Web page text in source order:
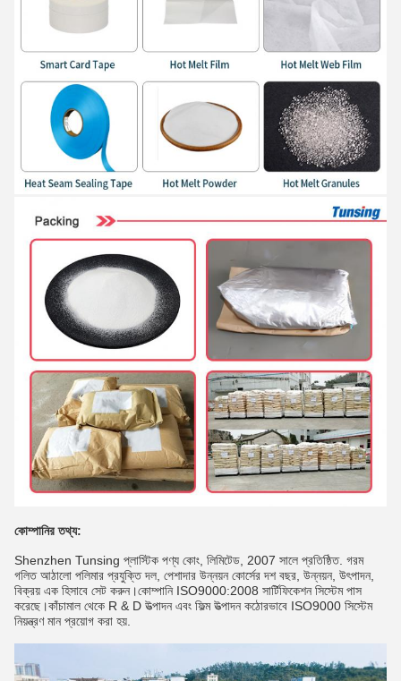
কোম্পানির তথ্য:
Shenzhen Tunsing প্লাস্টিক পণ্য কোং, লিমিটেড, 2007 সালে প্রতিষ্ঠিত. গরম
গলিত আঠালো পলিমার প্রযুক্তি দল, পেশাদার উন্নয়ন কোর্সের দশ বছর, উন্নয়ন, উৎপাদন,
বিক্রয় এক হিসাবে সেট করুন।কোম্পানি ISO9000:2008 সার্টিফিকেশন সিস্টেম পাস
করেছে।কাঁচামাল থেকে R & D উত্পাদন এবং ফিল্ম উত্পাদন কঠোরভাবে ISO9000 সিস্টেম
নিয়ন্ত্রণ মান প্রয়োগ করা হয়.